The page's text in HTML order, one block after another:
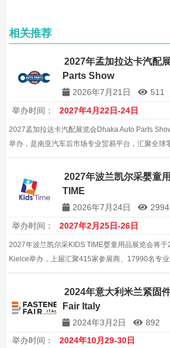
相关推荐
2027年孟加拉达卡汽配
Parts Show
2026年7月21日
511
举办时间：
2027年4月22日-24日
2027孟加拉达卡汽配展览会Dhaka Auto Parts
举办，是南亚汽车后市场专业贸易平台，汇聚全球
案，值得布局。，平台价值与商业机会兼具。，值
局。，有助于建立稳定的本地合作关系。
2027年波兰凯尔采婴童
TIME
2026年7月24日
2994
举办时间：
2027年2月25日-26日
2027年波兰凯尔采KIDS TIME婴童用品展览会将
Kielce举办，上届汇聚415家参展商、17990名专
米，覆盖玩具、婴童用品与母婴全品类，是展商与
市场的高效商贸平台。2024年意大利米兰紧固
Fair Italy
2024年3月2日
892
举办时间：
2024年10月29-30日